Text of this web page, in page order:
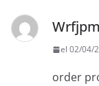
Wrfjpm
el 02/04/
order